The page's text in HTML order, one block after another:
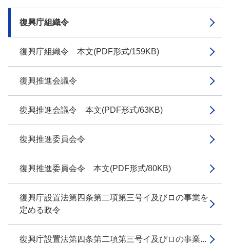
復興庁組織令
復興庁組織令 本文(PDF形式/159KB)
復興推進会議令
復興推進会議令 本文(PDF形式/63KB)
復興推進委員会令
復興推進委員会令 本文(PDF形式/80KB)
復興庁設置法第四条第二項第三号イ及びロの事業を
定める政令
復興庁設置法第四条第二項第三号イ及びロの事業...